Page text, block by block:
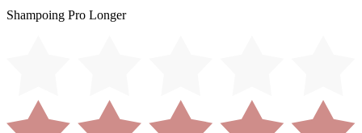
Shampoing Pro Longer